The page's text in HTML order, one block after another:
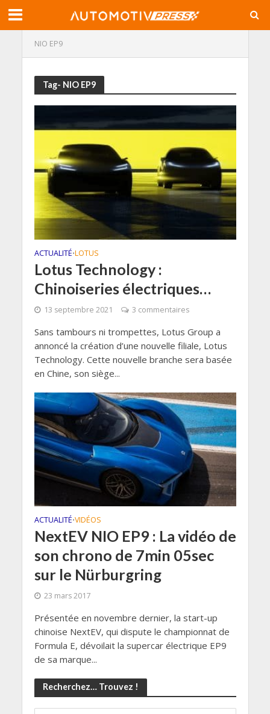
NIO EP9
Tag- NIO EP9
ACTUALITÉ•LOTUS
Lotus Technology :
Chinoiseries électriques…
13 septembre 2021 3 commentaires
Sans tambours ni trompettes, Lotus Group a
annoncé la création d’une nouvelle filiale, Lotus
Technology. Cette nouvelle branche sera basée
en Chine, son siège...
ACTUALITÉ•VIDÉOS
NextEV NIO EP9 : La vidéo de
son chrono de 7min 05sec
sur le Nürburgring
23 mars 2017
Présentée en novembre dernier, la start-up
chinoise NextEV, qui dispute le championnat de
Formula E, dévoilait la supercar électrique EP9
de sa marque...
Recherchez… Trouvez !